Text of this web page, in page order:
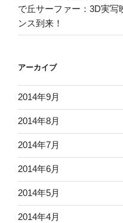
で丘サーファー：3D実写
ンス到来！
アーカイブ
2014年9月
2014年8月
2014年7月
2014年6月
2014年5月
2014年4月